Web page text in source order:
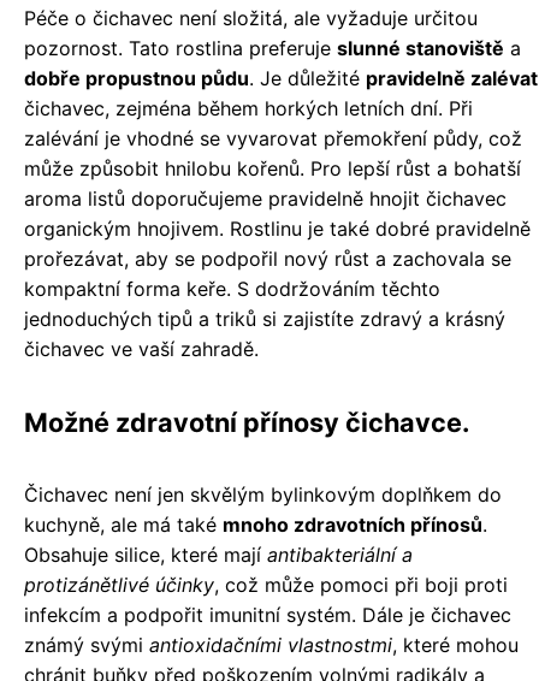
Péče o čichavec není složitá, ale vyžaduje určitou
pozornost. Tato rostlina preferuje slunné stanoviště a
dobře propustnou půdu. Je důležité pravidelně zalévat
čichavec, zejména během horkých letních dní. Při
zalévání je vhodné se vyvarovat přemokření půdy, což
může způsobit hnilobu kořenů. Pro lepší růst a bohatší
aroma listů doporučujeme pravidelně hnojit čichavec
organickým hnojivem. Rostlinu je také dobré pravidelně
prořezávat, aby se podpořil nový růst a zachovala se
kompaktní forma keře. S dodržováním těchto
jednoduchých tipů a triků si zajistíte zdravý a krásný
čichavec ve vaší zahradě.
Možné zdravotní přínosy čichavce.
Čichavec není jen skvělým bylinkovým doplňkem do
kuchyně, ale má také mnoho zdravotních přínosů.
Obsahuje silice, které mají antibakteriální a
protizánětlivé účinky, což může pomoci při boji proti
infekcím a podpořit imunitní systém. Dále je čichavec
známý svými antioxidačními vlastnostmi, které mohou
chránit buňky před poškozením volnými radikály a